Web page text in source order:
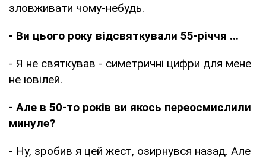
зловживати чому-небудь.
- Ви цього року відсвяткували 55-річчя ...
- Я не святкував - симетричні цифри для мене
не ювілей.
- Але в 50-то років ви якось переосмислили
минуле?
- Ну, зробив я цей жест, озирнувся назад. Але